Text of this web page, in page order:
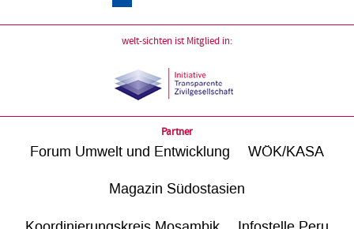
welt-sichten ist Mitglied in:
Partner
Forum Umwelt und Entwicklung WÖK/KASA
Magazin Südostasien